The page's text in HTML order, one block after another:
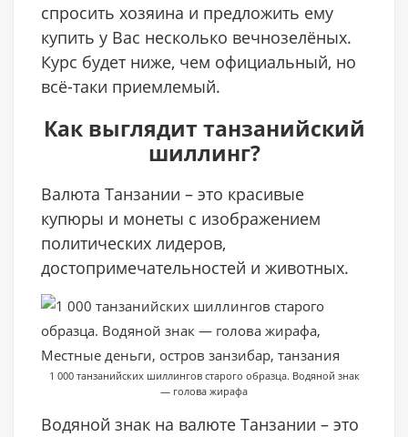
спросить хозяина и предложить ему
купить у Вас несколько вечнозелёных.
Курс будет ниже, чем официальный, но
всё-таки приемлемый.
Как выглядит танзанийский
шиллинг?
Валюта Танзании – это красивые
купюры и монеты с изображением
политических лидеров,
достопримечательностей и животных.
1 000 танзанийских шиллингов старого образца. Водяной знак
— голова жирафа
Водяной знак на валюте Танзании – это